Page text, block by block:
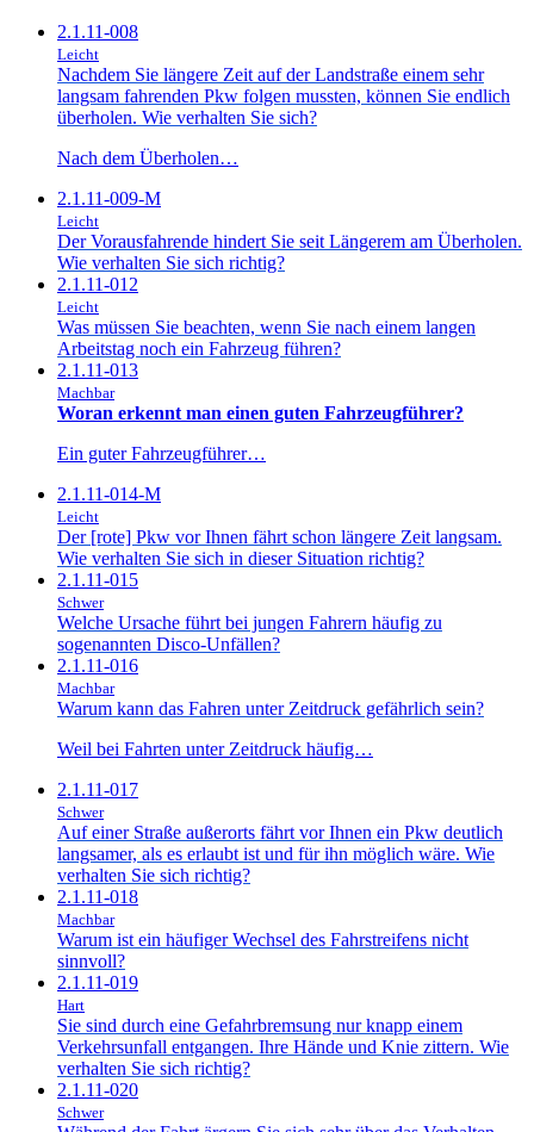
2.1.11-008
Leicht
Nachdem Sie längere Zeit auf der Landstraße einem sehr
langsam fahrenden Pkw folgen mussten, können Sie endlich
überholen. Wie verhalten Sie sich?
Nach dem Überholen…
2.1.11-009-M
Leicht
Der Vorausfahrende hindert Sie seit Längerem am Überholen.
Wie verhalten Sie sich richtig?
2.1.11-012
Leicht
Was müssen Sie beachten, wenn Sie nach einem langen
Arbeitstag noch ein Fahrzeug führen?
2.1.11-013
Machbar
Woran erkennt man einen guten Fahrzeugführer?
Ein guter Fahrzeugführer…
2.1.11-014-M
Leicht
Der [rote] Pkw vor Ihnen fährt schon längere Zeit langsam.
Wie verhalten Sie sich in dieser Situation richtig?
2.1.11-015
Schwer
Welche Ursache führt bei jungen Fahrern häufig zu
sogenannten Disco-Unfällen?
2.1.11-016
Machbar
Warum kann das Fahren unter Zeitdruck gefährlich sein?
Weil bei Fahrten unter Zeitdruck häufig…
2.1.11-017
Schwer
Auf einer Straße außerorts fährt vor Ihnen ein Pkw deutlich
langsamer, als es erlaubt ist und für ihn möglich wäre. Wie
verhalten Sie sich richtig?
2.1.11-018
Machbar
Warum ist ein häufiger Wechsel des Fahrstreifens nicht
sinnvoll?
2.1.11-019
Hart
Sie sind durch eine Gefahrbremsung nur knapp einem
Verkehrsunfall entgangen. Ihre Hände und Knie zittern. Wie
verhalten Sie sich richtig?
2.1.11-020
Schwer